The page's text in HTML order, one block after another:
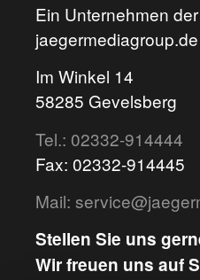
Ein Unternehmen der
jaegermediagroup.de
Im Winkel 14
58285 Gevelsberg
Tel.: 02332-914444
Fax: 02332-914445
Mail:
Stellen Sie uns
Wir freuen uns auf